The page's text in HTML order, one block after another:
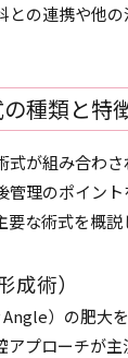
との連携や他
種類と特
式が組み合わ
管理のポイン
な術式を概説
術）
）の肥大
プローチが主